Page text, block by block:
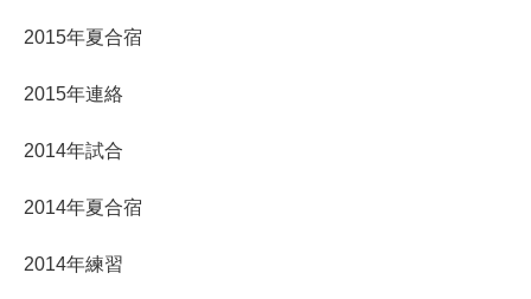
2015年夏合宿
2015年連絡
2014年試合
2014年夏合宿
2014年練習